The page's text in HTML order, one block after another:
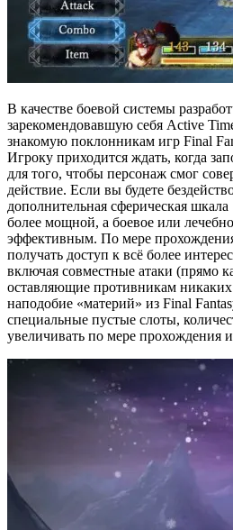
В качестве боевой системы
зарекомендовавшую себя Active
знакомую поклонникам игр Final
Игроку приходится ждать, когда
для того, чтобы персонаж смог
действие. Если вы будете
дополнительная сферическая
более мощной, а боевое или
эффективным. По мере
получать доступ к всё более
включая совместные атаки (прямо
оставляющие противникам
наподобие «материй» из Final
специальные пустые слоты,
увеличивать по мере прохождения